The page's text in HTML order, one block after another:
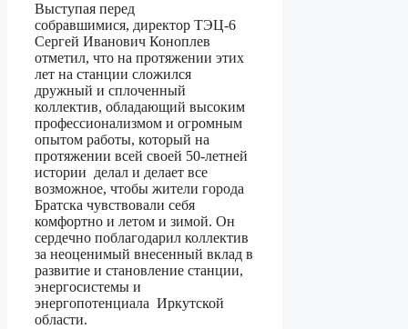
Выступая перед
собравшимися, директор ТЭЦ-6
Сергей Иванович Коноплев
отметил, что на протяжении этих
лет на станции сложился
дружный и сплоченный
коллектив, обладающий высоким
профессионализмом и огромным
опытом работы, который на
протяжении всей своей 50-летней
истории делал и делает все
возможное, чтобы жители города
Братска чувствовали себя
комфортно и летом и зимой. Он
сердечно поблагодарил коллектив
за неоценимый внесенный вклад в
развитие и становление станции,
энергосистемы и
энергопотенциала Иркутской
области.